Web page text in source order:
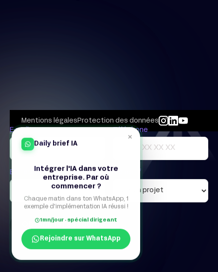
Mentions légales Protection des données
E-mail*
Téléphone
Entreprise Objectif
×
Daily brief IA
Intégrer l'IA dans votre
entreprise. Par où
commencer ?
Chaque matin dans ton WhatsApp, 1
exemple d'implémentation IA réussi !
1mn/jour · spécial dirigeant
Rejoindre sur WhatsApp